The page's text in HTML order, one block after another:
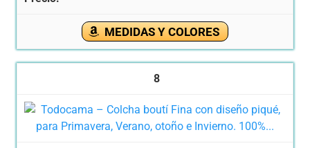
MEDIDAS Y COLORES
8